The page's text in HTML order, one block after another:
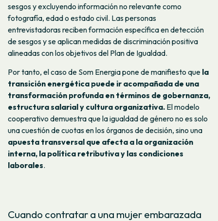
sesgos y excluyendo información no relevante como
fotografía, edad o estado civil. Las personas
entrevistadoras reciben formación específica en detección
de sesgos y se aplican medidas de discriminación positiva
alineadas con los objetivos del Plan de Igualdad.
Por tanto, el caso de Som Energia pone de manifiesto que la
transición energética puede ir acompañada de una
transformación profunda en términos de gobernanza,
estructura salarial y cultura organizativa. El modelo
cooperativo demuestra que la igualdad de género no es solo
una cuestión de cuotas en los órganos de decisión, sino una
apuesta transversal que afecta a la organización
interna, la política retributiva y las condiciones
laborales.
Cuando contratar a una mujer embarazada